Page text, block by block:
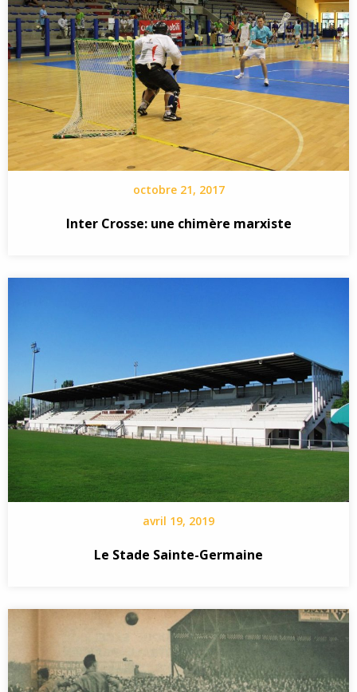
octobre 21, 2017
Inter Crosse: une chimère marxiste
avril 19, 2019
Le Stade Sainte-Germaine